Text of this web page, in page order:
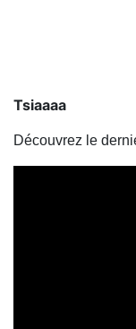
Tsiaaaa
Découvrez le